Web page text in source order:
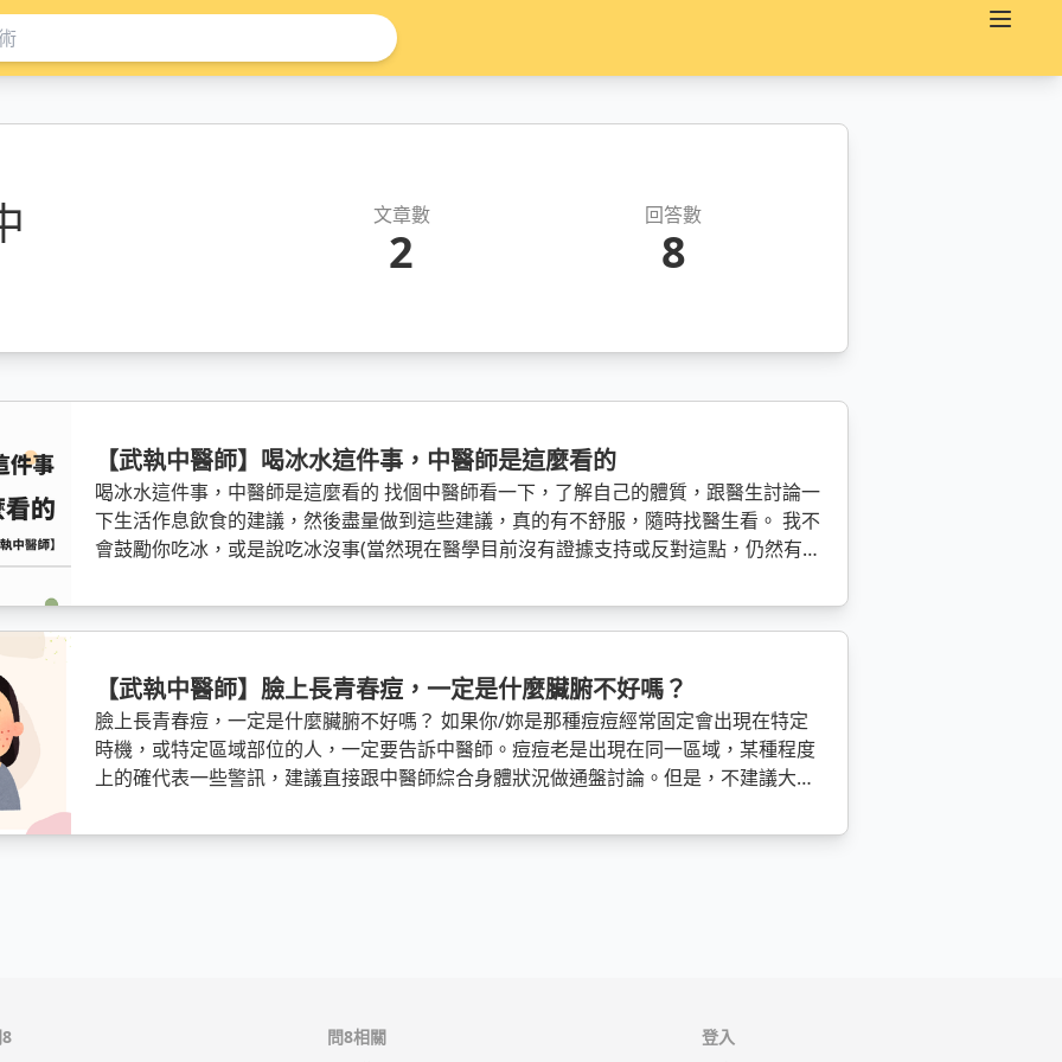
文章數
2
回答數
8
【武執中醫師】喝冰水這件事，中醫師是這麼看的
喝冰水這件事，中醫師是這麼看的 找個中醫師看一下，了解自己的體質，跟醫生討論一
下生活作息飲食的建議，然後盡量做到這些建議，真的有不舒服，隨時找醫生看。 我不
會鼓勵你吃冰，或是說吃冰沒事(當然現在醫學目前沒有證據支持或反對這點，仍然有爭
服找醫生。
【武執中醫師】臉上長青春痘，一定是什麼臟腑不好嗎？
臉上長青春痘，一定是什麼臟腑不好嗎？ 如果你/妳是那種痘痘經常固定會出現在特定
時機，或特定區域部位的人，一定要告訴中醫師。痘痘老是出現在同一區域，某種程度
上的確代表一些警訊，建議直接跟中醫師綜合身體狀況做通盤討論。但是，不建議大家
亂服中藥喔。
問8相關
登入